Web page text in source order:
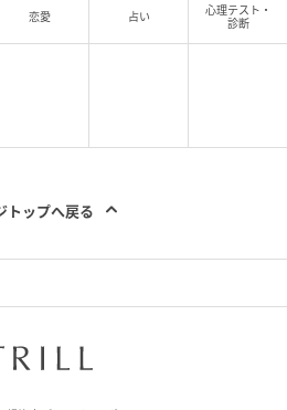
元記事で読む
ムキ”になるより…」王者ヴィッ
進を支える『VPC』とは？キー
とみる
恋愛 占い
心理テスト・
診断
トップへ戻る